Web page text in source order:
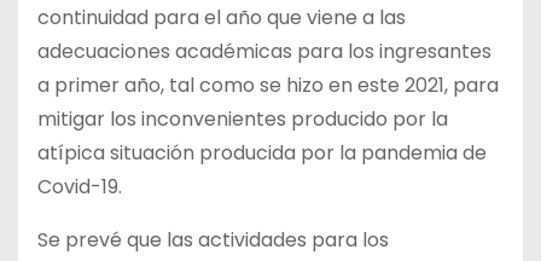
continuidad para el año que viene a las
adecuaciones académicas para los ingresantes
a primer año, tal como se hizo en este 2021, para
mitigar los inconvenientes producido por la
atípica situación producida por la pandemia de
Covid-19.
Se prevé que las actividades para los